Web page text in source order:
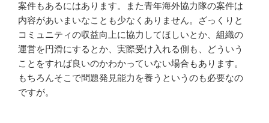
案件もあるにはあります。また青年海外協力隊の案件は
内容があいまいなことも少なくありません。ざっくりと
コミュニティの収益向上に協力してほしいとか、組織の
運営を円滑にするとか、実際受け入れる側も、どういう
ことをすれば良いのかわかっていない場合もあります。
もちろんそこで問題発見能力を養うというのも必要なの
ですが。